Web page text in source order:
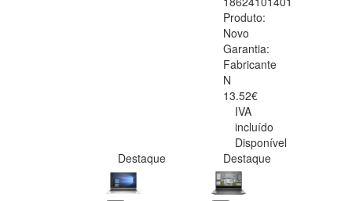
Produto:
Novo
Garantia:
Fabricante
N
13.52€
IVA
incluído
Disponível
Destaque
Destaque